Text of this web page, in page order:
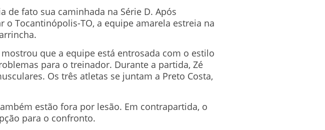
de fato sua caminhada na Série D. Após
o Tocantinópolis-TO, a equipe amarela estreia na
que a equipe está entrosada com o estilo
para o treinador. Durante a partida, Zé
Os três atletas se juntam a Preto Costa,
estão fora por lesão. Em contrapartida, o
para o confronto.